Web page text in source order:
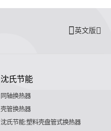
英文版
沈氏节能
同轴换热器
壳管换热器
沈氏节能:塑料壳盘管式换热器